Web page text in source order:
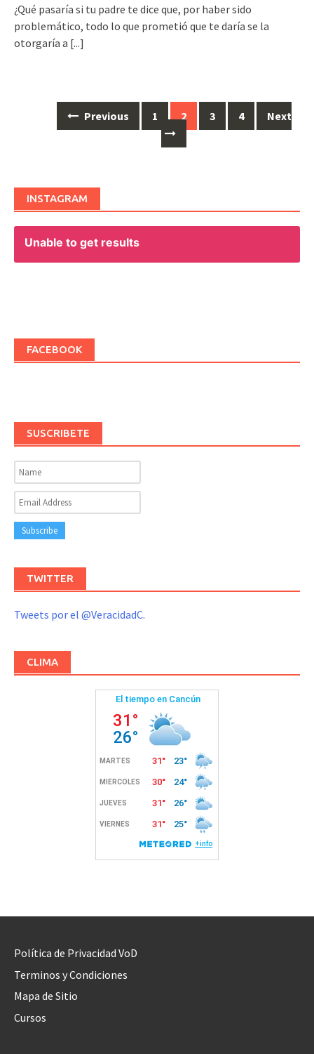
¿Qué pasaría si tu padre te dice que, por haber sido
problemático, todo lo que prometió que te daría se la
otorgaría a [...]
Previous 1 2 3 4 Next
INSTAGRAM
Unable to get results
FACEBOOK
SUSCRIBETE
TWITTER
Tweets por el @VeracidadC.
CLIMA
Política de Privacidad VoD
Terminos y Condiciones
Mapa de Sitio
Cursos